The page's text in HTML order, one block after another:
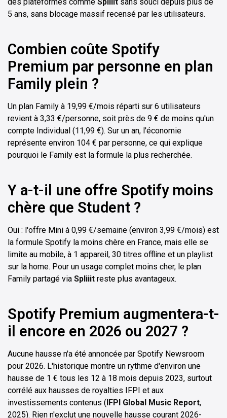
5 ans, sans blocage massif recensé par les utilisateurs.
Combien coûte Spotify
Premium par personne en plan
Family plein ?
Un plan Family à 19,99 €/mois réparti sur 6 utilisateurs
revient à 3,33 €/personne, soit près de 9 € de moins qu'un
compte Individual (11,99 €). Sur un an, l'économie
représente environ 104 € par personne, ce qui explique
pourquoi le Family est la formule la plus recherchée.
Y a-t-il une offre Spotify moins
chère que Student ?
Oui : l'offre Mini à 0,99 €/semaine (environ 3,99 €/mois) est
la formule Spotify la moins chère en France, mais elle se
limite au mobile, à 1 appareil, 30 titres offline et un playlist
sur la home. Pour un usage complet moins cher, le plan
Family partagé via Spliiit reste plus avantageux.
Spotify Premium augmentera-t-
il encore en 2026 ou 2027 ?
Aucune hausse n'a été annoncée par Spotify Newsroom
pour 2026. L'historique montre un rythme d'environ une
hausse de 1 € tous les 12 à 18 mois depuis 2023, surtout
corrélé aux hausses de royalties IFPI et aux
investissements contenus (IFPI Global Music Report,
2025). Rien n'exclut une nouvelle hausse courant 2026-